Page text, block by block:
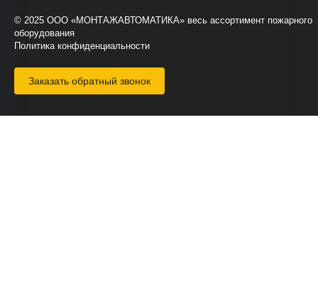
© 2025 ООО «МОНТАЖАВТОМАТИКА» весь ассортимент пожарного
оборудования
Политика конфиденциальности
Заказать обратный звонок